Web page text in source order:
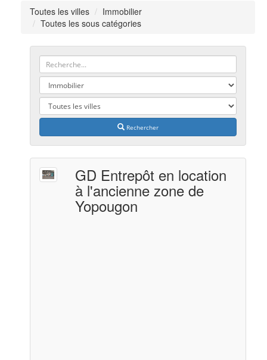
Toutes les villes
Immobilier
Toutes les sous catégories
Rechercher
GD Entrepôt en location
à l'ancienne zone de
Yopougon